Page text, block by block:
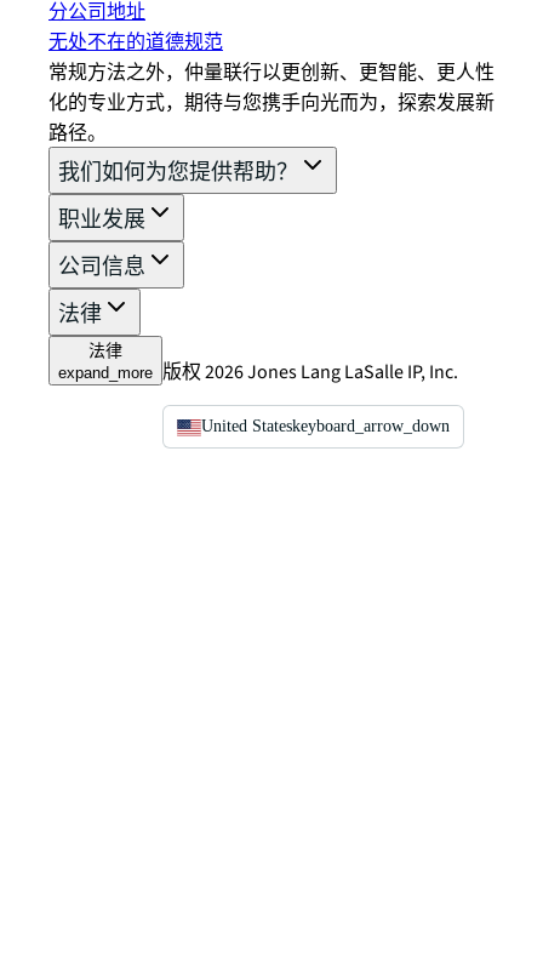
分公司地址
无处不在的道德规范
常规方法之外，仲量联行以更创新、更智能、更人性
化的专业方式，期待与您携手向光而为，探索发展新
路径。
我们如何为您提供帮助？
职业发展
公司信息
法律
法律
expand_more 版权 2026 Jones Lang LaSalle IP, Inc.
United Stateskeyboard_arrow_down